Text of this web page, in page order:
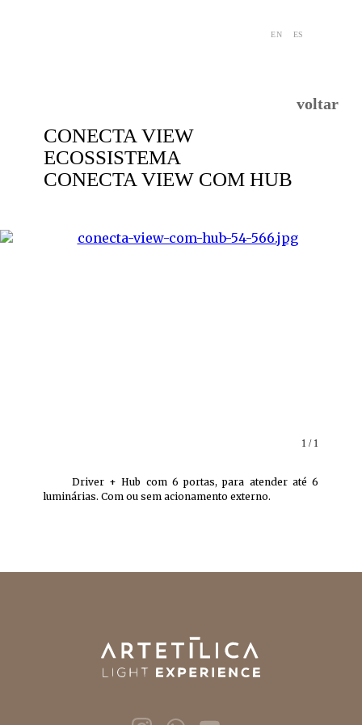
EN ES
voltar
CONECTA VIEW
ECOSSISTEMA
CONECTA VIEW COM HUB
1 / 1
Driver + Hub com 6 portas, para atender até 6
luminárias. Com ou sem acionamento externo.